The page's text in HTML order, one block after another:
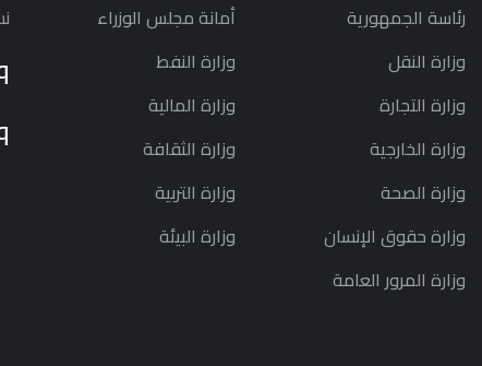
رئاسة الجمهورية
أمانة مجلس الوزراء
وزارة النقل
وزارة النفط
وزارة التجارة
وزارة المالية
وزارة الخارجية
وزارة الثقافة
وزارة الصحة
وزارة التربية
وزارة حقوق الإنسان
وزارة البيئة
وزارة المرور العامة